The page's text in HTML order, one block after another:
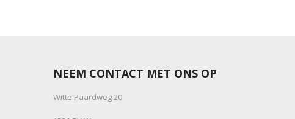
NEEM CONTACT MET ONS OP
Witte Paardweg 20